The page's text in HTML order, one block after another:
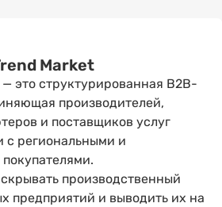
Market
— это структурированная B2B-
производителей,
и поставщиков услуг
с региональными и
производственный
предприятий и выводить их на